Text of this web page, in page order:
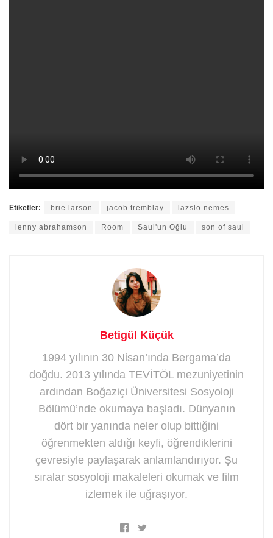
Etiketler: brie larson jacob tremblay lazslo nemes
lenny abrahamson Room Saul'un Oğlu son of saul
Betigül Küçük
1994 yılının 30 Nisan’ında Bergama’da
doğdu. 2013 yılında TEVİTÖL mezuniyetinin
ardından Boğaziçi Üniversitesi Sosyoloji
Bölümü’nde okumaya başladı. Dünyanın
dört bir yanında neler olup bittiğini
öğrenmekten aldığı keyfi, öğrendiklerini
çevresiyle paylaşarak anlamlandırıyor. Şu
sıralar sosyoloji makaleleri okumak ve film
izlemek ile uğraşıyor.